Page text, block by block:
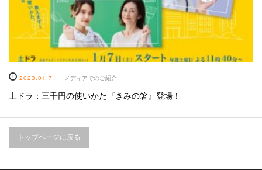
2023.01.7 メディアでのご紹介
土ドラ：三千円の使いかた『きみの箸』登場！
トップページに戻る